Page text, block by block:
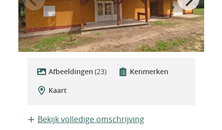
Afbeeldingen (23)
Kenmerken
Kaart
Bekijk volledige omschrijving